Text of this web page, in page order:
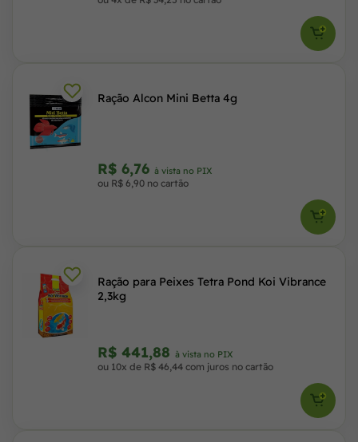
Ração Alcon Mini Betta 4g
R$ 6,76 à vista no PIX
ou R$ 6,90 no cartão
Ração para Peixes Tetra Pond Koi Vibrance
2,3kg
R$ 441,88 à vista no PIX
ou 10x de R$ 46,44 com juros no cartão